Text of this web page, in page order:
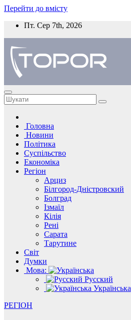
Перейти до вмісту
Пт. Сер 7th, 2026
Головна
Новини
Політика
Суспільство
Економіка
Регіон
Арциз
Білгород-Дністровский
Болград
Ізмаїл
Кілія
Рені
Сарата
Тарутине
Світ
Думки
Мова:
Русский
Українська
РЕГІОН